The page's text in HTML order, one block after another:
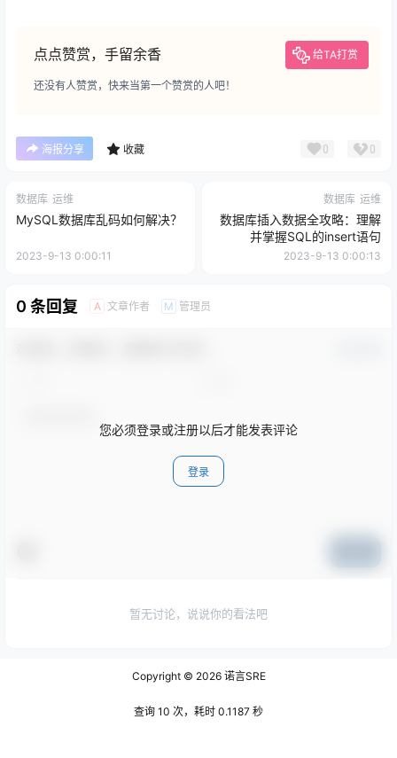
点点赞赏，手留余香 给TA打赏
还没有人赞赏，快来当第一个赞赏的人吧！
海报分享 收藏 0 0
数据库 运维
MySQL数据库乱码如何解决？
2023-9-13 0:00:11
数据库 运维
数据库插入数据全攻略：理解
并掌握SQL的insert语句
2023-9-13 0:00:13
0 条回复 A 文章作者 M 管理员
您必须登录或注册以后才能发表评论
登录
暂无讨论，说说你的看法吧
Copyright © 2026诺言SRE
查询 10 次，耗时 0.1187 秒